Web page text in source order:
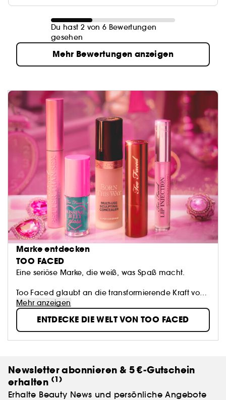
Du hast 2 von 6 Bewertungen
gesehen
Mehr Bewertungen anzeigen
Marke entdecken
TOO FACED
Eine seriöse Marke, die weiß, was Spaß macht.
Too Faced glaubt an die transformierende Kraft von
Make-up. Wir ermutigen Frauen, sich mit
Selbstvertrauen, Kreativität und Freiheit auszudrücken
und größere zu Träume zu haben als je zuvor. Wir
verwenden die innovativsten Inhaltsstoffe, um
revolutionäre und tierversuchsfreie Kosmetik, mit der
Mehr anzeigen
ENTDECKE DIE WELT VON TOO FACED
Newsletter abonnieren & 5 €-Gutschein
erhalten (1)
Erhalte Beauty News und persönliche Angebote